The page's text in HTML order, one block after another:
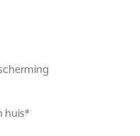
huis*